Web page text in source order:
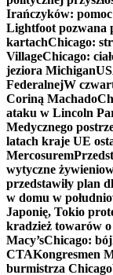
Irańczyków:
Lightfoot pozwana
kartachChicago:
VillageChicago:
jeziora Michigan
FederalnejW
Coriną Machado
ataku w Lincoln
Medycznego
latach kraje UE
Mercosurem
wytyczne
przedstawiły plan
w domu w
Japonię, Tokio
kradzież towarów
Macy’sChicago:
CTAKongresmen
burmistrza Chicago